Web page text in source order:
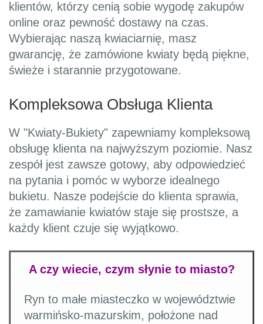
klientów, którzy cenią sobie wygodę zakupów
online oraz pewność dostawy na czas.
Wybierając naszą kwiaciarnię, masz
gwarancję, że zamówione kwiaty będą piękne,
świeże i starannie przygotowane.
Kompleksowa Obsługa Klienta
W "Kwiaty-Bukiety" zapewniamy kompleksową
obsługę klienta na najwyższym poziomie. Nasz
zespół jest zawsze gotowy, aby odpowiedzieć
na pytania i pomóc w wyborze idealnego
bukietu. Nasze podejście do klienta sprawia,
że zamawianie kwiatów staje się prostsze, a
każdy klient czuje się wyjątkowo.
A czy wiecie, czym słynie to miasto?
Ryn to małe miasteczko w województwie
warmińsko-mazurskim, położone nad